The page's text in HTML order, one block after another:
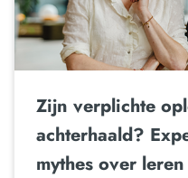
Zijn verplichte
achterhaald?
mythes over